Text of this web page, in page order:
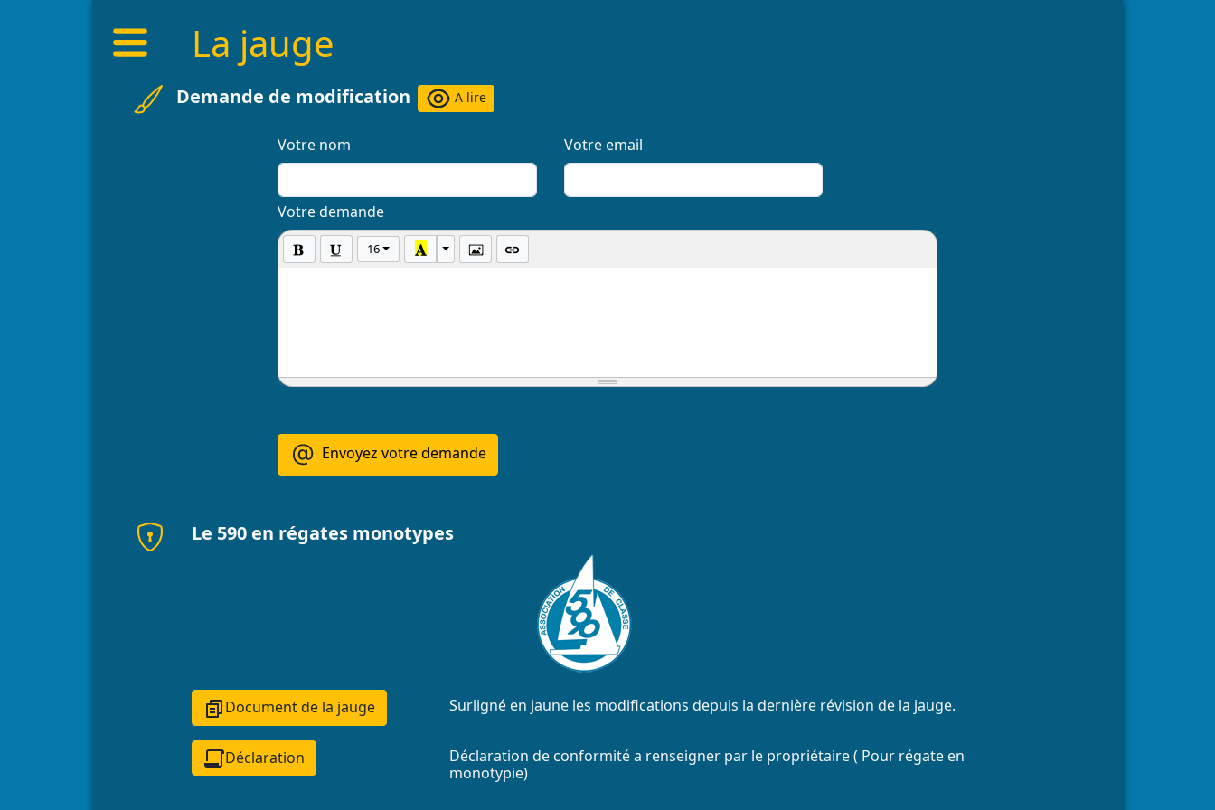
La jauge
Demande de modification A lire
Votre nom Votre email
Votre demande
16
Envoyez votre demande
Le 590 en régates monotypes
Document de la jauge Surligné en jaune les modifications depuis la dernière révision de la jauge.
Déclaration
Déclaration de conformité a renseigner par le propriétaire ( Pour régate en
monotypie)